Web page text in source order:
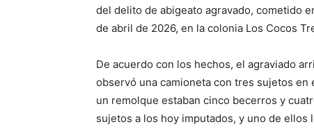
del delito de abigeato agravado, cometido
de abril de 2026, en la colonia Los Cocos
De acuerdo con los hechos, el agraviado
observó una camioneta con tres sujetos
un remolque estaban cinco becerros y
sujetos a los hoy imputados, y uno de ellos